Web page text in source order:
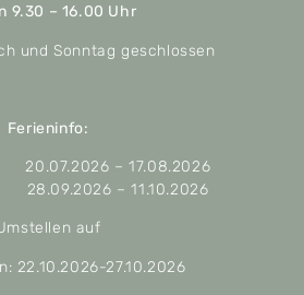
9.30 – 16.00 Uhr
und Sonntag geschlossen
Ferieninfo:
20.07.2026 – 17.08.2026
– 11.10.2026
auf
22.10.2026-27.10.2026